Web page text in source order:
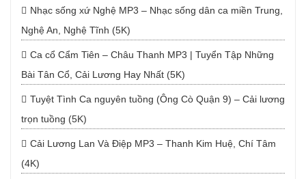
Nhạc sống xứ Nghệ MP3 – Nhạc sống dân ca miền Trung,
Nghệ An, Nghệ Tĩnh (5K)
Ca cổ Cẩm Tiên – Châu Thanh MP3 | Tuyển Tập Những
Bài Tân Cổ, Cải Lương Hay Nhất (5K)
Tuyệt Tình Ca nguyên tuồng (Ông Cò Quận 9) – Cải lương
trọn tuồng (5K)
Cải Lương Lan Và Điệp MP3 – Thanh Kim Huệ, Chí Tâm
(4K)